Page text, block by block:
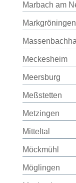
Marbach am
Markgröningen
Meckesheim
Meersburg
Meßstetten
Metzingen
Mitteltal
Möckmühl
Möglingen